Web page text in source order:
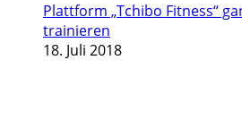
Plattform „Tchibo Fitness“
trainieren
18. Juli 2018